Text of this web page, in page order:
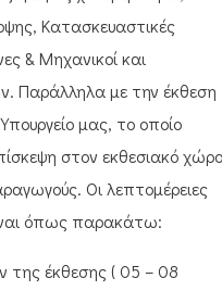
Κατασκευαστικές
& Μηχανικοί και
Παράλληλα με την έκθεση
μας, το οποίο
στον εκθεσιακό χώρο
Οι λεπτομέρειες
όπως παρακάτω:
της έκθεσης ( 05 – 08